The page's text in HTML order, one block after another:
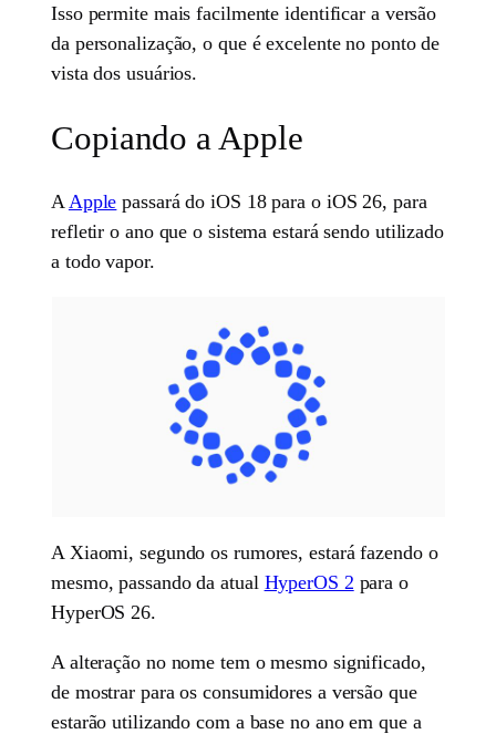
Isso permite mais facilmente identificar a versão
da personalização, o que é excelente no ponto de
vista dos usuários.
Copiando a Apple
A Apple passará do iOS 18 para o iOS 26, para
refletir o ano que o sistema estará sendo utilizado
a todo vapor.
A Xiaomi, segundo os rumores, estará fazendo o
mesmo, passando da atual HyperOS 2 para o
HyperOS 26.
A alteração no nome tem o mesmo significado,
de mostrar para os consumidores a versão que
estarão utilizando com a base no ano em que a